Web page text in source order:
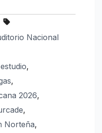
Nacional
,
,
2026,
,
Norteña,